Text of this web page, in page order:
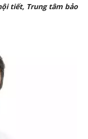
tiết, Trung tâm bảo